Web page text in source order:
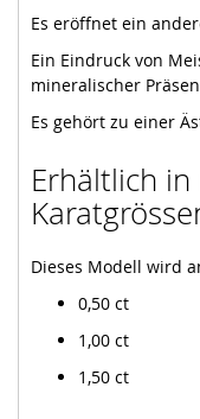
Es eröffnet ein
Ein Eindruck von
mineralischer
Es gehört zu einer
Erhältlich
Dieses Modell wird
0,50 ct
1,00 ct
1,50 ct